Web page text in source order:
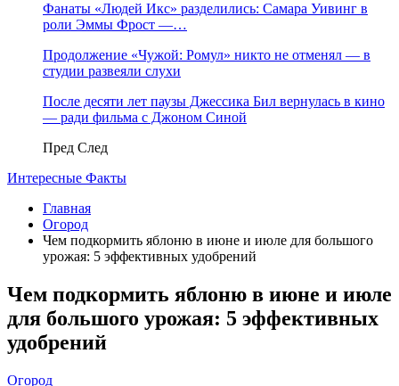
Фанаты «Людей Икс» разделились: Самара Уивинг в
роли Эммы Фрост —…
Продолжение «Чужой: Ромул» никто не отменял — в
студии развеяли слухи
После десяти лет паузы Джессика Бил вернулась в кино
— ради фильма с Джоном Синой
Пред След
Интересные Факты
Главная
Огород
Чем подкормить яблоню в июне и июле для большого
урожая: 5 эффективных удобрений
Чем подкормить яблоню в июне и июле
для большого урожая: 5 эффективных
удобрений
Огород